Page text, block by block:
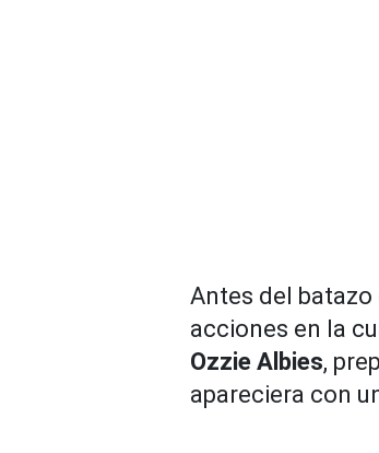
Antes del batazo
acciones en la
Ozzie Albies,
apareciera con